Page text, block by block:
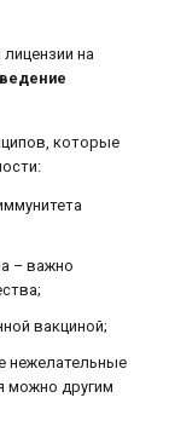
на
которые
– важно
вакциной;
нежелательные
можно другим